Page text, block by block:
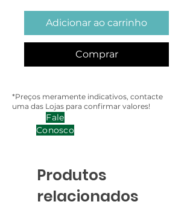
Adicionar ao carrinho
Comprar
*Preços meramente indicativos, contacte
uma das Lojas para confirmar valores!
Fale
Conosco
Produtos
relacionados